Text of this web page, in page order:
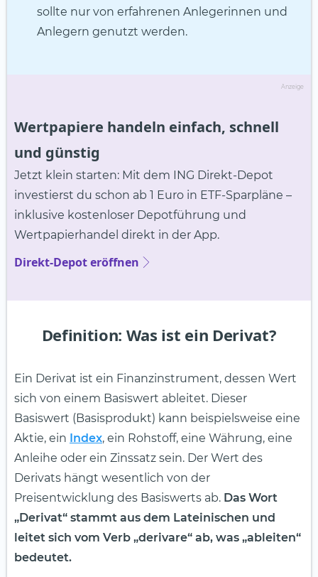
sollte nur von erfahrenen Anlegerinnen und
Anlegern genutzt werden.
Anzeige
Wertpapiere handeln einfach, schnell
und günstig
Jetzt klein starten: Mit dem ING Direkt-Depot
investierst du schon ab 1 Euro in ETF-Sparpläne –
inklusive kostenloser Depotführung und
Wertpapierhandel direkt in der App.
Direkt-Depot eröffnen
Definition: Was ist ein Derivat?
Ein Derivat ist ein Finanzinstrument, dessen Wert
sich von einem Basiswert ableitet. Dieser
Basiswert (Basisprodukt) kann beispielsweise eine
Aktie, ein Index, ein Rohstoff, eine Währung, eine
Anleihe oder ein Zinssatz sein. Der Wert des
Derivats hängt wesentlich von der
Preisentwicklung des Basiswerts ab. Das Wort
„Derivat“ stammt aus dem Lateinischen und
leitet sich vom Verb „derivare“ ab, was „ableiten“
bedeutet.